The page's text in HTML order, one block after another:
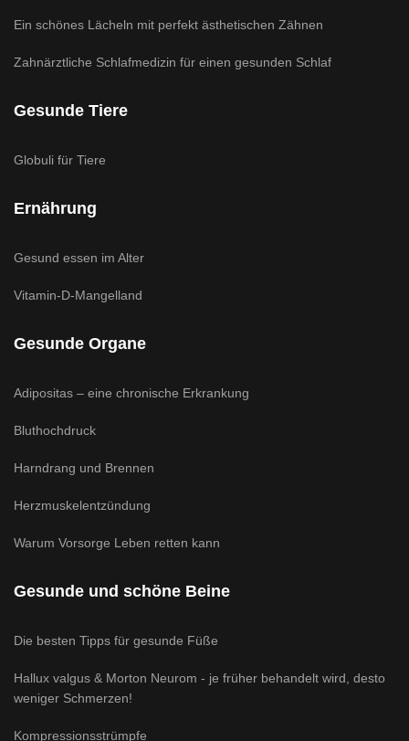
Ein schönes Lächeln mit perfekt ästhetischen Zähnen
Zahnärztliche Schlafmedizin für einen gesunden Schlaf
Gesunde Tiere
Globuli für Tiere
Ernährung
Gesund essen im Alter
Vitamin-D-Mangelland
Gesunde Organe
Adipositas – eine chronische Erkrankung
Bluthochdruck
Harndrang und Brennen
Herzmuskelentzündung
Warum Vorsorge Leben retten kann
Gesunde und schöne Beine
Die besten Tipps für gesunde Füße
Hallux valgus & Morton Neurom - je früher behandelt wird, desto
weniger Schmerzen!
Kompressionsstrümpfe